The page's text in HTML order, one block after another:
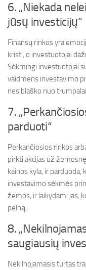
6. „Niekada
jūsų investicijų“
Finansų rinkos yra
kristi, o investuotojai
Sėkmingi investuotojai
vaidmens investavimo
nesiblaško nuo
7.
parduoti“
Perkančiosios rinkos
pirkti akcijas už
kainos kyla, ir parduoda,
investavimo sėkmės
žemos, ir laikydami jas,
pelną.
8.
saugiausių
Nekilnojamasis turtas